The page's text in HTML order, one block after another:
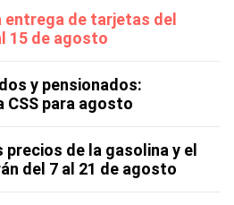
entrega de tarjetas del
15 de agosto
y pensionados:
CSS para agosto
precios de la gasolina y el
del 7 al 21 de agosto